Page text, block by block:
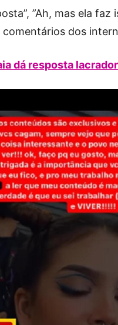
”Ah, mas ela faz
dos
dá resposta